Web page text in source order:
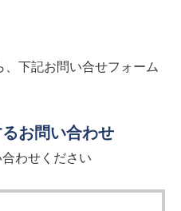
下記お問い合せフォーム
お問い合わせ
わせください